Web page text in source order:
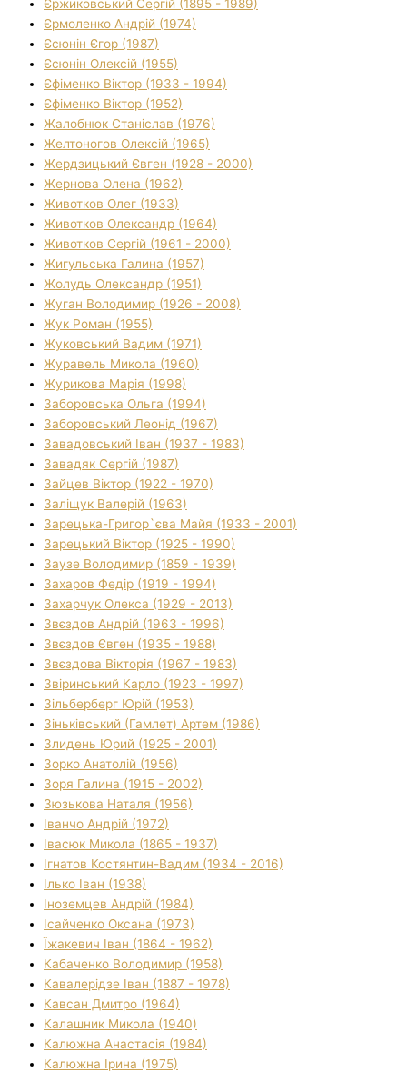
Єржиковський Сергій (1895 - 1989)
Єрмоленко Андрій (1974)
Єсюнін Єгор (1987)
Єсюнін Олексій (1955)
Єфіменко Віктор (1933 - 1994)
Єфіменко Віктор (1952)
Жалобнюк Станіслав (1976)
Желтоногов Олексій (1965)
Жердзицький Євген (1928 - 2000)
Жернова Олена (1962)
Животков Олег (1933)
Животков Олександр (1964)
Животков Сергій (1961 - 2000)
Жигульська Галина (1957)
Жолудь Олександр (1951)
Жуган Володимир (1926 - 2008)
Жук Роман (1955)
Жуковський Вадим (1971)
Журавель Микола (1960)
Журикова Марія (1998)
Заборовська Ольга (1994)
Заборовський Леонід (1967)
Завадовський Іван (1937 - 1983)
Завадяк Сергій (1987)
Зайцев Віктор (1922 - 1970)
Заліщук Валерій (1963)
Зарецька-Григор`єва Майя (1933 - 2001)
Зарецький Віктор (1925 - 1990)
Заузе Володимир (1859 - 1939)
Захаров Федір (1919 - 1994)
Захарчук Олекса (1929 - 2013)
Звєздов Андрій (1963 - 1996)
Звєздов Євген (1935 - 1988)
Звєздова Вікторія (1967 - 1983)
Звіринський Карло (1923 - 1997)
Зільберберг Юрій (1953)
Зіньківський (Гамлет) Артем (1986)
Злидень Юрий (1925 - 2001)
Зорко Анатолій (1956)
Зоря Галина (1915 - 2002)
Зюзькова Наталя (1956)
Іванчо Андрій (1972)
Івасюк Микола (1865 - 1937)
Ігнатов Костянтин-Вадим (1934 - 2016)
Ілько Іван (1938)
Іноземцев Андрій (1984)
Ісайченко Оксана (1973)
Їжакевич Іван (1864 - 1962)
Кабаченко Володимир (1958)
Кавалерідзе Іван (1887 - 1978)
Кавсан Дмитро (1964)
Калашник Микола (1940)
Калюжна Анастасія (1984)
Калюжна Ірина (1975)